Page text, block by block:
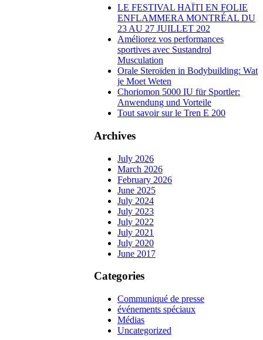
LE FESTIVAL HAÏTI EN FOLIE
ENFLAMMERA MONTRÉAL DU
23 AU 27 JUILLET 202
Améliorez vos performances
sportives avec Sustandrol
Musculation
Orale Steroïden in Bodybuilding: Wat
je Moet Weten
Choriomon 5000 IU für Sportler:
Anwendung und Vorteile
Tout savoir sur le Tren E 200
Archives
July 2026
March 2026
February 2026
June 2025
July 2024
July 2023
July 2022
July 2021
July 2020
June 2017
Categories
Communiqué de presse
événements spéciaux
Médias
Uncategorized